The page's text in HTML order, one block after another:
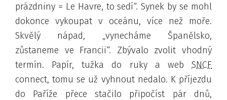
prázdniny = Le Havre, to sedí . Synek by se mohl
dokonce vykoupat v oceánu, více než moře.
Skvělý nápad,
vynecháme Španělsko,
zůstaneme ve Francii . Zbývalo zvolit vhodný
termín. Papír, tužka do ruky a webSNCF
connect, tomu se už vyhnout nedalo. K příjezdu
do Paříže přece stačilo připočíst pár dnů,